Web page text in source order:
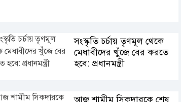
সংস্কৃতি চর্চায় তৃণমূল থেকে
মেধাবীদের খুঁজে বের করতে
হবে: প্রধানমন্ত্রী
আজ শামীম সিকদারকে শেষ